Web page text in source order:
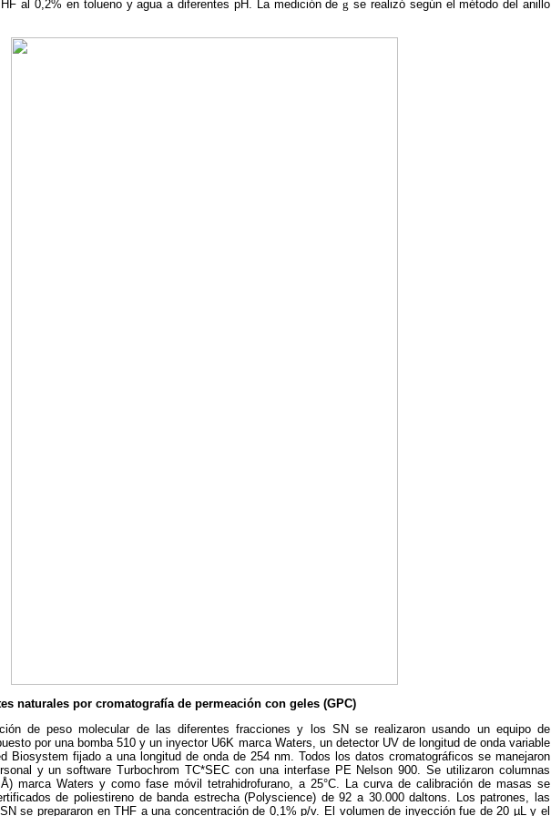
al 0,2% en tolueno y agua a diferentes pH. La medición deg se realizó según el método del anillo
naturales por cromatografía de permeación con geles (GPC)
de peso molecular de las diferentes fracciones y los SN se realizaron usando un equipo de
por una bomba 510 y un inyector U6K marca Waters, un detector UV de longitud de onda variable
Biosystem fijado a una longitud de onda de 254 nm. Todos los datos cromatográficos se manejaron
y un software Turbochrom TC*SEC con una interfase PE Nelson 900. Se utilizaron columnas
marca Waters y como fase móvil tetrahidrofurano, a 25°C. La curva de calibración de masas se
de poliestireno de banda estrecha (Polyscience) de 92 a 30.000 daltons. Los patrones, las
se prepararon en THF a una concentración de 0,1% p/v. El volumen de inyección fue de 20 µL y el